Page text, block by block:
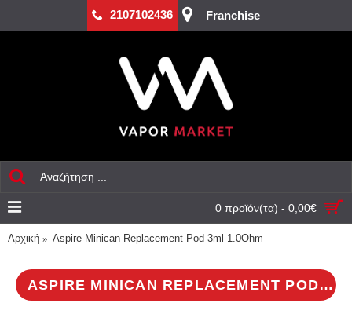
2107102436 Franchise
0 προϊόν(τα) - 0,00€
Αρχική Aspire Minican Replacement Pod 3ml 1.0Ohm
ASPIRE MINICAN REPLACEMENT POD 3ML 1.0OHM